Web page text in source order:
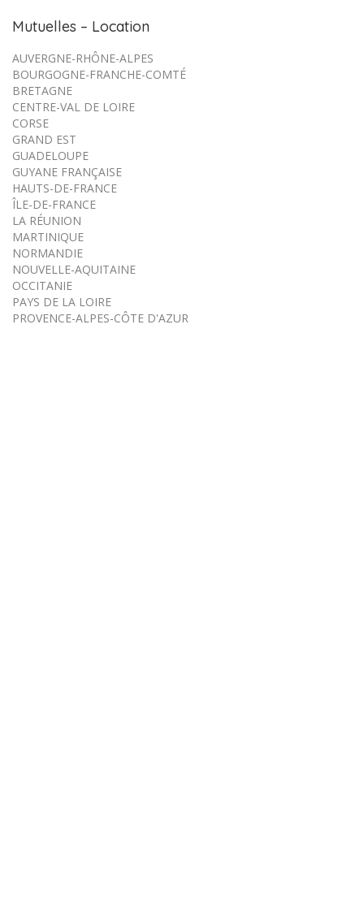
Mutuelles – Location
AUVERGNE-RHÔNE-ALPES
BOURGOGNE-FRANCHE-COMTÉ
BRETAGNE
CENTRE-VAL DE LOIRE
CORSE
GRAND EST
GUADELOUPE
GUYANE FRANÇAISE
HAUTS-DE-FRANCE
ÎLE-DE-FRANCE
LA RÉUNION
MARTINIQUE
NORMANDIE
NOUVELLE-AQUITAINE
OCCITANIE
PAYS DE LA LOIRE
PROVENCE-ALPES-CÔTE D'AZUR